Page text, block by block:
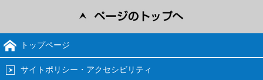
トップページ
サイトポリシー・アクセシビリティ